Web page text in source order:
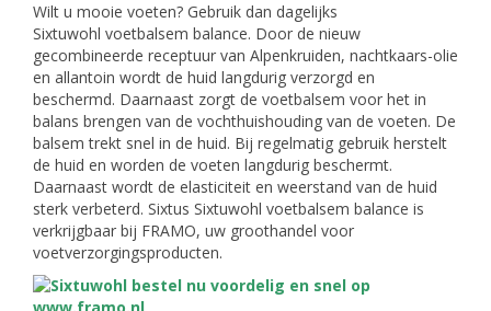
Wilt u mooie voeten? Gebruik dan dagelijks
Sixtuwohl voetbalsem balance. Door de nieuw
gecombineerde receptuur van Alpenkruiden, nachtkaars-olie
en allantoin wordt de huid langdurig verzorgd en
beschermd. Daarnaast zorgt de voetbalsem voor het in
balans brengen van de vochthuishouding van de voeten. De
balsem trekt snel in de huid. Bij regelmatig gebruik herstelt
de huid en worden de voeten langdurig beschermt.
Daarnaast wordt de elasticiteit en weerstand van de huid
sterk verbeterd. Sixtus Sixtuwohl voetbalsem balance is
verkrijgbaar bij FRAMO, uw groothandel voor
voetverzorgingsproducten.